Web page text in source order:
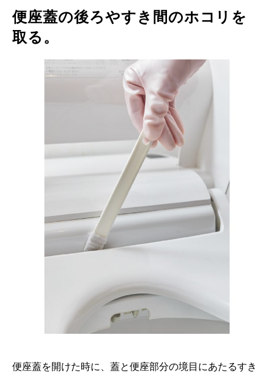
便座蓋の後ろやすき間のホコリを
取る。
便座蓋を開けた時に、蓋と便座部分の境目にあたるすき